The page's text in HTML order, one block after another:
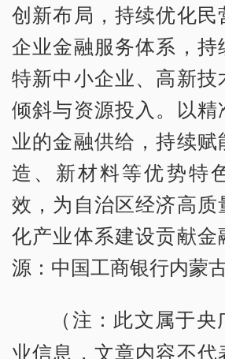
创新布局，持续优化民
企业金融服务体系，持
特新中小企业、高新技
倾斜与资源投入。以精
业的金融供给，持续赋
造、新材料等优势特
效，为自治区经济高质
化产业体系建设贡献金
源：中国工商银行内蒙古
（注：此文属于
业信息，文章内容不代